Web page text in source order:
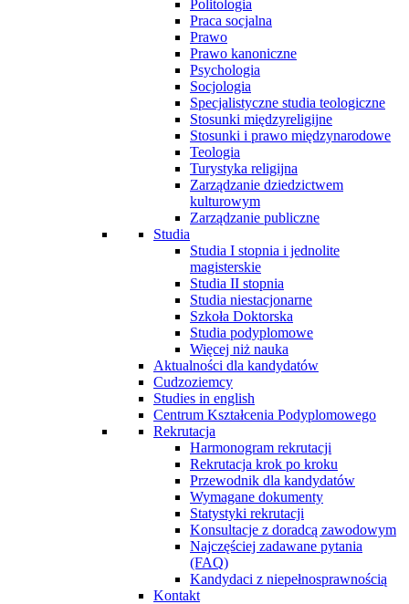
Politologia
Praca socjalna
Prawo
Prawo kanoniczne
Psychologia
Socjologia
Specjalistyczne studia teologiczne
Stosunki międzyreligijne
Stosunki i prawo międzynarodowe
Teologia
Turystyka religijna
Zarządzanie dziedzictwem
kulturowym
Zarządzanie publiczne
Studia
Studia I stopnia i jednolite
magisterskie
Studia II stopnia
Studia niestacjonarne
Szkoła Doktorska
Studia podyplomowe
Więcej niż nauka
Aktualności dla kandydatów
Cudzoziemcy
Studies in english
Centrum Kształcenia Podyplomowego
Rekrutacja
Harmonogram rekrutacji
Rekrutacja krok po kroku
Przewodnik dla kandydatów
Wymagane dokumenty
Statystyki rekrutacji
Konsultacje z doradcą zawodowym
Najczęściej zadawane pytania
(FAQ)
Kandydaci z niepełnosprawnością
Kontakt